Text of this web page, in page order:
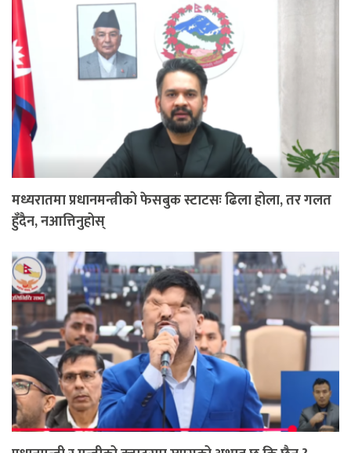
मध्यरातमा प्रधानमन्त्रीको फेसबुक स्टाटसः ढिला होला, तर गलत
हुँदैन, नआत्तिनुहोस्